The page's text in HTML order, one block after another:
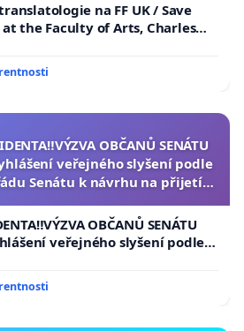
na FF UK / Save
the Faculty of Arts, Charles
OBČANŮ SENÁTU
veřejného slyšení podle
Senátu k návrhu na přijetí
republiky
OBČANŮ SENÁTU
veřejného slyšení podle §
Senátu k návrhu na přijetí
žaloby na prezidenta